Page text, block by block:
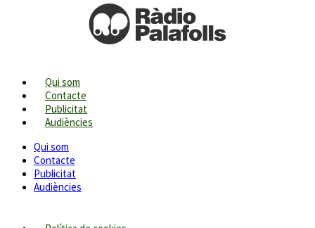
Qui som
Contacte
Publicitat
Audiències
Qui som
Contacte
Publicitat
Audiències